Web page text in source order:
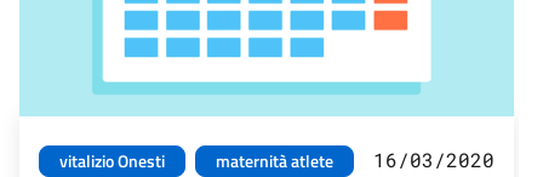
vitalizio Onesti
maternità atlete
16/03/2020